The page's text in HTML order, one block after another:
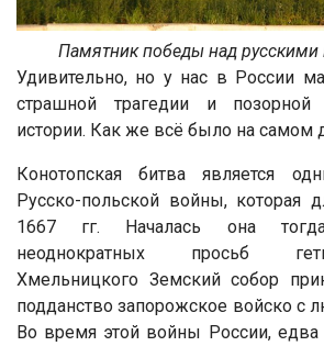
Памятник победы над русскими
Удивительно, но у нас в России
страшной трагедии и позорной
истории. Как же всё было на самом
Конотопская битва является
Русско-польской войны, которая
1667 гг. Началась она
неоднократных просьб
Хмельницкого Земский собор
подданство запорожское войско с
Во время этой войны России,